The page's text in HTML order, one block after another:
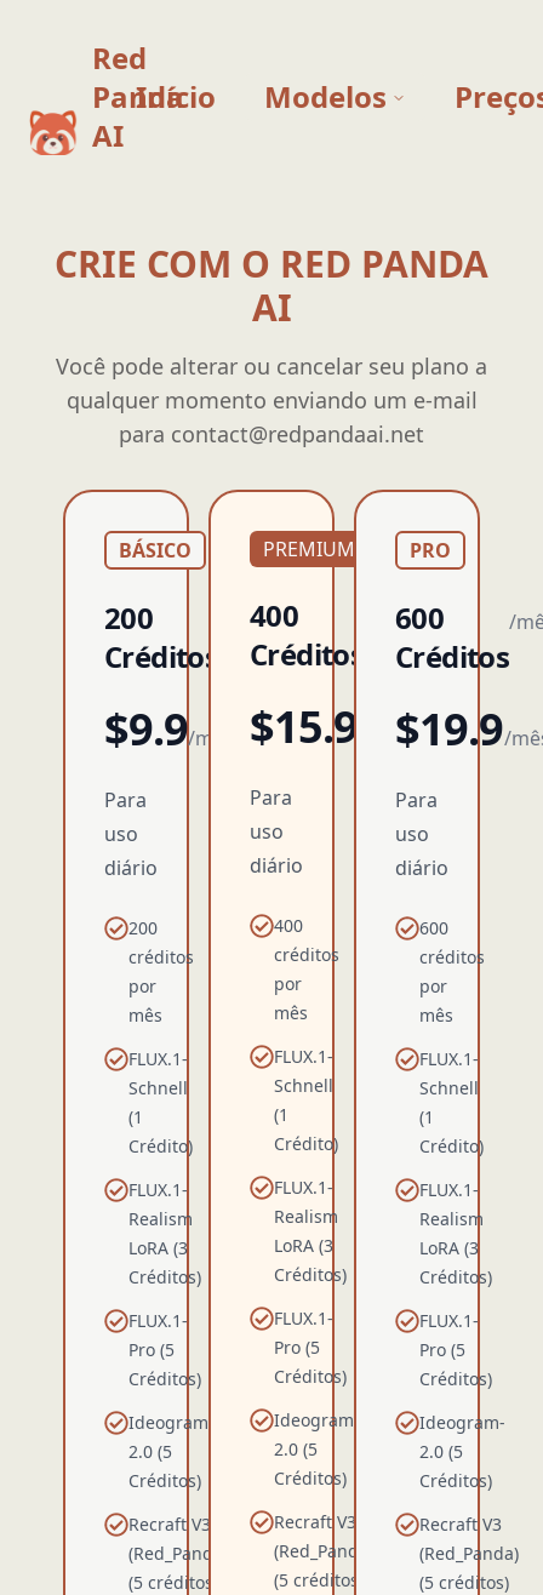
Red
Panda
AI
Início Modelos
CRIE COM O RED PANDA
AI
Você pode alterar ou cancelar seu plano a
qualquer momento enviando um e-mail
para contact@redpandaai.net
BÁSICO
200
Créditos
/mês
$9.9/mês
Para
uso
diário
200
créditos
por
mês
FLUX.1-
Schnell
(1
Crédito)
FLUX.1-
Realism
LoRA (3
Créditos)
FLUX.1-
Pro (5
Créditos)
Ideogram-
2.0 (5
Créditos)
Recraft V3
(Red_Panda)
(5 créditos)
PREMIUM
400
Créditos
/mês
$15.9 /mês
Para
uso
diário
400
créditos
por
mês
FLUX.1-
Schnell
(1
Crédito)
FLUX.1-
Realism
LoRA (3
Créditos)
FLUX.1-
Pro (5
Créditos)
Ideogram-
2.0 (5
Créditos)
Recraft V3
(Red_Panda)
(5 créditos)
PRO
600
Créditos
/
$19.9/
Para
uso
diário
600
créditos
por
mês
FLUX.1-
Schnell
(1
Crédito)
FLUX.1-
Realism
LoRA (3
Créditos)
FLUX.1-
Pro (5
Créditos)
Ideogram-
2.0 (5
Créditos)
Recraft V3
(Red_Panda)
(5 créditos)